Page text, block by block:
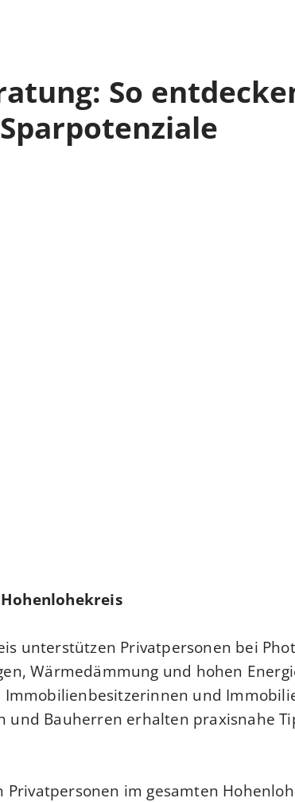
So
unterstützen Privatpersonen bei
Wärmedämmung und hohen
und
Bauherren erhalten praxisnahe
im gesamten